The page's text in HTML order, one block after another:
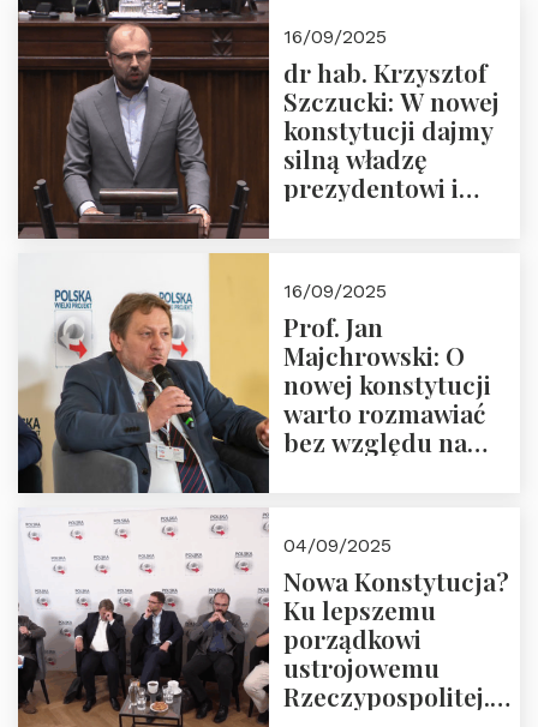
16/09/2025
dr hab. Krzysztof
Szczucki: W nowej
konstytucji dajmy
silną władzę
prezydentowi i
16/09/2025
Prof. Jan
Majchrowski: O
nowej konstytucji
warto rozmawiać
bez względu na
04/09/2025
Nowa Konstytucja?
Ku lepszemu
porządkowi
ustrojowemu
Rzeczypospolitej.